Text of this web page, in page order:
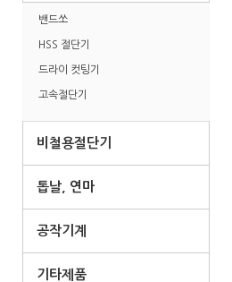
밴드쏘
HSS 절단기
드라이 컷팅기
고속절단기
비철용절단기
톱날, 연마
공작기계
기타제품